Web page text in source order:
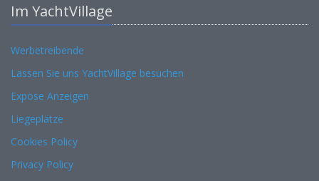
Im YachtVillage
Werbetreibende
Lassen Sie uns YachtVillage besuchen
Expose Anzeigen
Liegeplätze
Cookies Policy
Privacy Policy